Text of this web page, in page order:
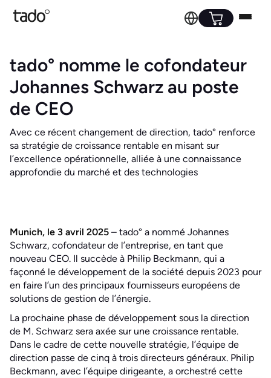
tado° nomme le cofondateur
Johannes Schwarz au poste
de CEO
Avec ce récent changement de direction, tado° renforce
sa stratégie de croissance rentable en misant sur
l’excellence opérationnelle, alliée à une connaissance
approfondie du marché et des technologies
Munich, le 3 avril 2025 – tado° a nommé Johannes
Schwarz, cofondateur de l’entreprise, en tant que
nouveau CEO. Il succède à Philip Beckmann, qui a
façonné le développement de la société depuis 2023 pour
en faire l’un des principaux fournisseurs européens de
solutions de gestion de l’énergie.
La prochaine phase de développement sous la direction
de M. Schwarz sera axée sur une croissance rentable.
Dans le cadre de cette nouvelle stratégie, l’équipe de
direction passe de cinq à trois directeurs généraux. Philip
Beckmann, avec l’équipe dirigeante, a orchestré cette